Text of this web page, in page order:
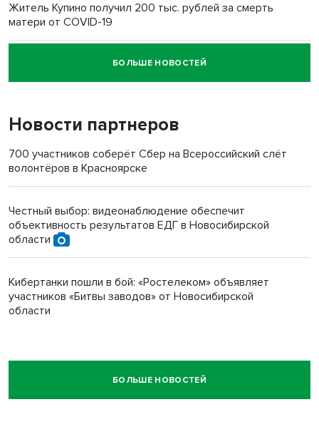
Житель Купино получил 200 тыс. рублей за смерть
матери от COVID-19
Новосибирский суд наказал водителя за смерть
пенсионерки на вокзале
БОЛЬШЕ НОВОСТЕЙ
Новости партнеров
700 участников соберёт Сбер на Всероссийский слёт
волонтёров в Красноярске
Честный выбор: видеонаблюдение обеспечит
объективность результатов ЕДГ в Новосибирской
области
Кибертанки пошли в бой: «Ростелеком» объявляет
участников «Битвы заводов» от Новосибирской
области
БОЛЬШЕ НОВОСТЕЙ